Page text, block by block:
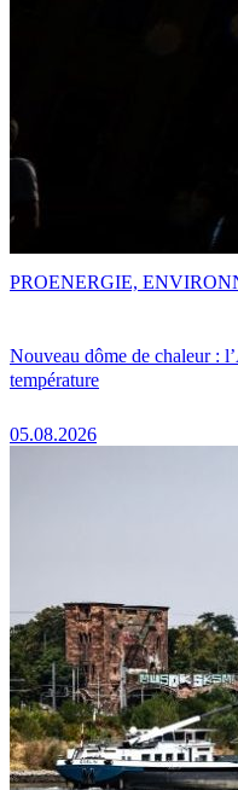
Nouveau dôme de chaleur :
température
05.08.2026
PROENERGIE,